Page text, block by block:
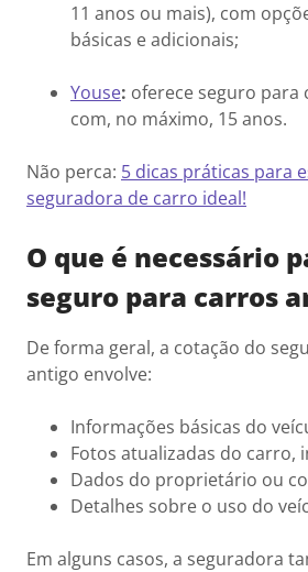
11 anos ou mais), com
básicas e adicionais;
Youse: oferece seguro para
com, no máximo, 15 anos.
Não perca: 5 dicas práticas para
seguradora de carro ideal!
O que é necessário
seguro para carros
De forma geral, a cotação do
antigo envolve:
Informações básicas do
Fotos atualizadas do carro,
Dados do proprietário ou
Detalhes sobre o uso do
Em alguns casos, a seguradora